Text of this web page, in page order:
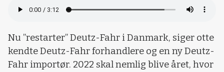
Nu ”restarter” Deutz-Fahr i Danmark, siger otte
kendte Deutz-Fahr forhandlere og en ny Deutz-
Fahr importør. 2022 skal nemlig blive året, hvor